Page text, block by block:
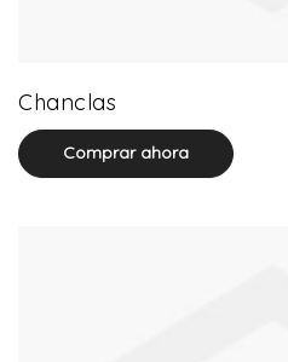
Chanclas
Comprar ahora